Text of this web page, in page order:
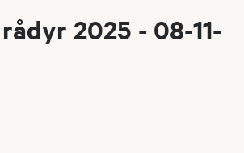
2025 - 08-11-